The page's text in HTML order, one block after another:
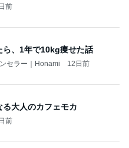
前
ら、1年で10kg痩せた話
セラー｜Honami 12日前
大人のカフェモカ
前